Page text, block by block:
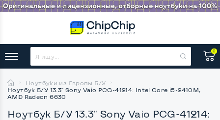
0
Ноутбуки из Европы Б/У
Ноутбук Б/У 13.3" Sony Vaio PCG-41214: Intel Core i5-2410M,
AMD Radeon 6630
Ноутбук Б/У 13.3" Sony Vaio PCG-41214: